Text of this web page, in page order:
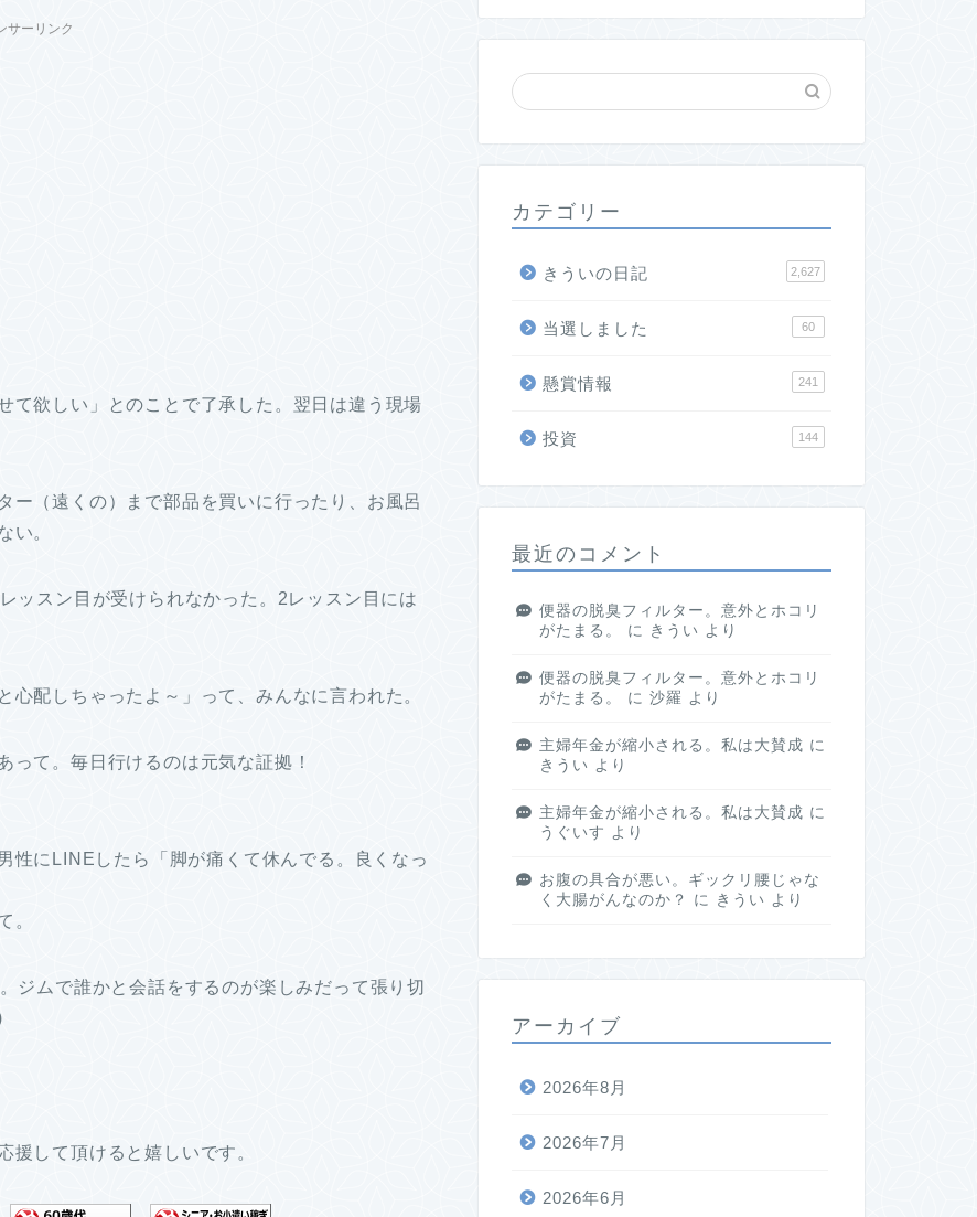
サーリンク
て欲しい」とのことで了承した。翌日は違う現場
ー（遠くの）まで部品を買いに行ったり、お風呂
い。
ッスン目が受けられなかった。2レッスン目には
心配しちゃったよ～」って、みんなに言われた。
って。毎日行けるのは元気な証拠！
性にLINEしたら「脚が痛くて休んでる。良くなっ
。
ジムで誰かと会話をするのが楽しみだって張り切
援して頂けると嬉しいです。
カテゴリー
きういの日記 2,627
当選しました 60
懸賞情報 241
投資 144
最近のコメント
便器の脱臭フィルター。意外とホコリ
がたまる。
に きうい より
便器の脱臭フィルター。意外とホコリ
がたまる。
に 沙羅 より
主婦年金が縮小される。私は大賛成 に
きうい より
主婦年金が縮小される。私は大賛成 に
うぐいす より
お腹の具合が悪い。ギックリ腰じゃな
く大腸がんなのか？
に きうい より
アーカイブ
2026年8月
2026年7月
2026年6月